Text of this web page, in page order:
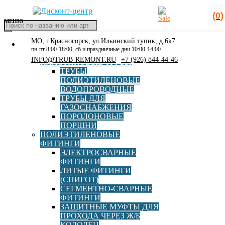
(0)
Поиск
товаров
МЕНЮ
КАТАЛОГ
РАСПРОДАЖА
ПЛАСТИКОВЫЕ ТРУБЫ
ТРУБЫ
ПОЛИЭТИЛЕНОВЫЕ
ВОДОПРОВОДНЫЕ
ТРУБЫ ДЛЯ
ГАЗОСНАБЖЕНИЯ
ПОРОЛОНОВЫЕ
ПОРШНИ
ПОЛИЭТИЛЕНОВЫЕ
ФИТИНГИ
ЭЛЕКТРОСВАРНЫЕ
ФИТИНГИ
ЛИТЫЕ ФИТИНГИ
(СПИГОТ)
СЕГМЕНТНО-СВАРНЫЕ
ФИТИНГИ
ЗАЩИТНЫЕ МУФТЫ ДЛЯ
ПРОХОДА ЧЕРЕЗ Ж/Б
МО, г.Красногорск, ул.Ильинский тупик, д.6к7
пн-пт 8:00-18:00, сб и праздничные дни 10:00-14:00
INFO@TRUB-REMONT.RU +7 (926) 844-44-46
Главная »Редукция эл/св
Редукция эл/св
EUROSTANDARD
Муфта редукционная электросварная d032х25 SDR11
В корзину